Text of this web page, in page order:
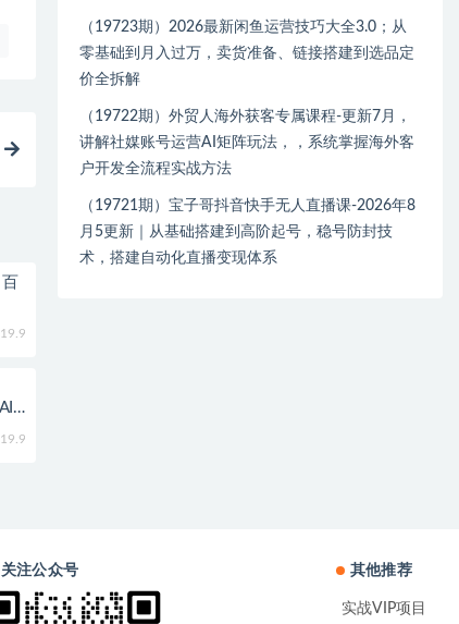
（19723期）2026最新闲鱼运营技巧大全3.0；从
零基础到月入过万，卖货准备、链接搭建到选品定
价全拆解
（19722期）外贸人海外获客专属课程-更新7月，
讲解社媒账号运营AI矩阵玩法，，系统掌握海外客
户开发全流程实战方法
（19721期）宝子哥抖音快手无人直播课-2026年8
月5更新｜从基础搭建到高阶起号，稳号防封技
术，搭建自动化直播变现体系
关注公众号 其他推荐
实战VIP项目